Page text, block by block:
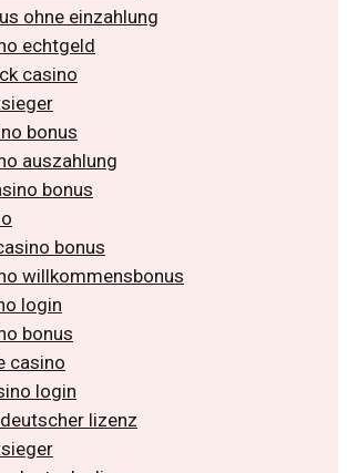
ohne einzahlung
echtgeld
casino
bonus
auszahlung
bonus
bonus
willkommensbonus
login
bonus
casino
login
lizenz